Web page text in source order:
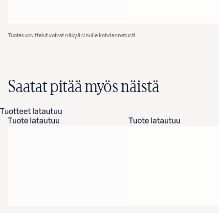
Tuotesuosittelut voivat näkyä sinulle kohdennetusti
Saatat pitää myös näistä
Tuotteet latautuu
Tuote latautuu
Tuote latautuu